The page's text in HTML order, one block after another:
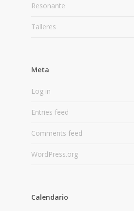
Resonante
Talleres
Meta
Log in
Entries feed
Comments feed
WordPress.org
Calendario